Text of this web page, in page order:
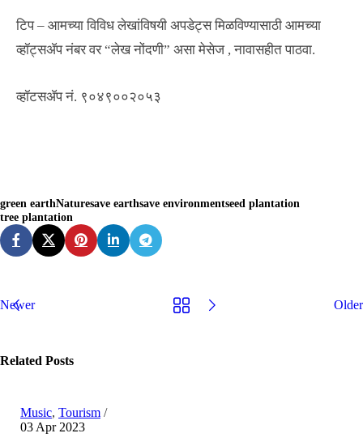
टिप – आमच्या विविध लेखांविषयी अपडेट्स मिळविण्यासाठी आमच्या
व्हॉट्सॲप नंबर वर “लेख नोंदणी” असा मेसेज , नावासहीत पाठवा.
व्हॉटसॲप नं. ९०४९००२०५३
green earthNaturesave earthsave environmentseed plantation
tree plantation
Newer Older
Related Posts
0
Music, Tourism
03 Apr 2023